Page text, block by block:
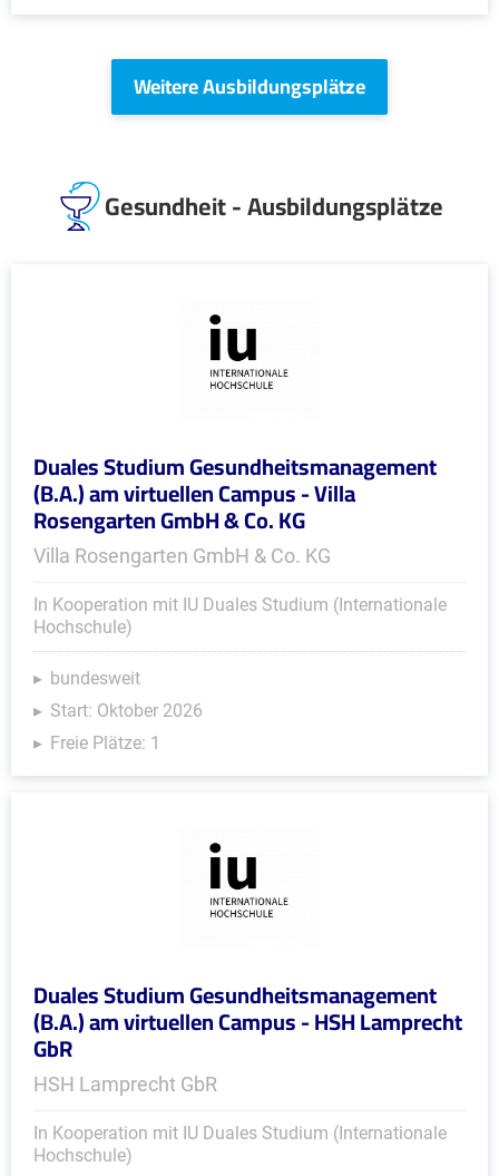
Weitere Ausbildungsplätze
Gesundheit - Ausbildungsplätze
Duales Studium Gesundheitsmanagement
(B.A.) am virtuellen Campus - Villa
Rosengarten GmbH & Co. KG
Villa Rosengarten GmbH & Co. KG
In Kooperation mit IU Duales Studium (Internationale
Hochschule)
bundesweit
Start: Oktober 2026
Freie Plätze: 1
Duales Studium Gesundheitsmanagement
(B.A.) am virtuellen Campus - HSH Lamprecht
GbR
HSH Lamprecht GbR
In Kooperation mit IU Duales Studium (Internationale
Hochschule)